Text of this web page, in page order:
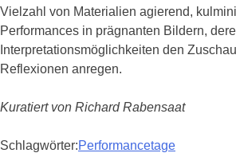
Vielzahl von Materialien agierend,
Performances in prägnanten Bildern,
Interpretationsmöglichkeiten den
Reflexionen anregen.
Kuratiert von Richard Rabensaat
Schlagwörter:Performancetage